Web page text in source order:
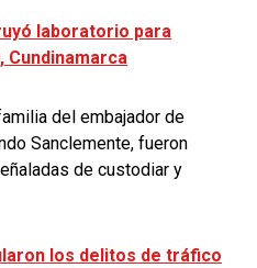
laboratorio para
Cundinamarca
del embajador de
Sanclemente, fueron
de custodiar y
los delitos de tráfico